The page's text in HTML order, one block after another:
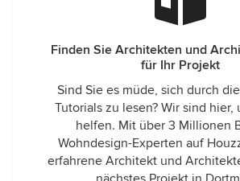
Finden Sie Architekten und
für Ihr Projekt
Sind Sie es müde, sich durch
Tutorials zu lesen? Wir sind hier,
helfen. Mit über 3 Millionen
Wohndesign-Experten auf
erfahrene Architekt und